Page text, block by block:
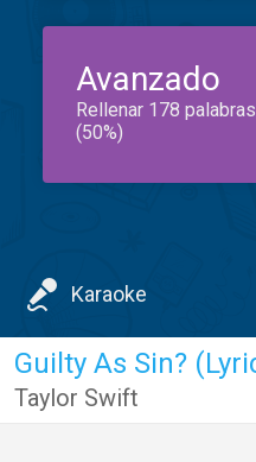
Avanzado
Rellenar 178
(50%)
Karaoke
Guilty As Sin?
Taylor Swift